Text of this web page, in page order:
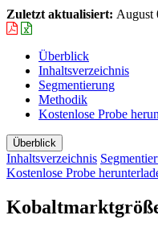
Zuletzt aktualisiert: August
Überblick
Inhaltsverzeichnis
Segmentierung
Methodik
Kostenlose Probe
Überblick
Inhaltsverzeichnis
Kostenlose Probe